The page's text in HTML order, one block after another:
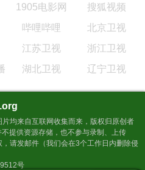
1905电影网
搜狐视频
哔哩哔哩
北京卫视
江苏卫视
浙江卫视
湖北卫视 辽宁卫视
均来自互联网收集而来，版权归原创者
提供资源存储，也不参与录制、上传
请发邮件（我们会在3个工作日内删除侵
号